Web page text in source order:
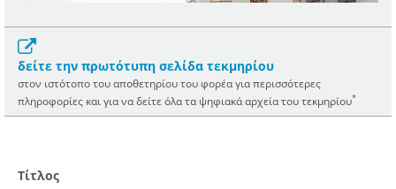
δείτε την πρωτότυπη σελίδα τεκμηρίου
στον ιστότοπο του αποθετηρίου του φορέα για περισσότερες
πληροφορίες και για να δείτε όλα τα ψηφιακά αρχεία του τεκμηρίου*
Τίτλος